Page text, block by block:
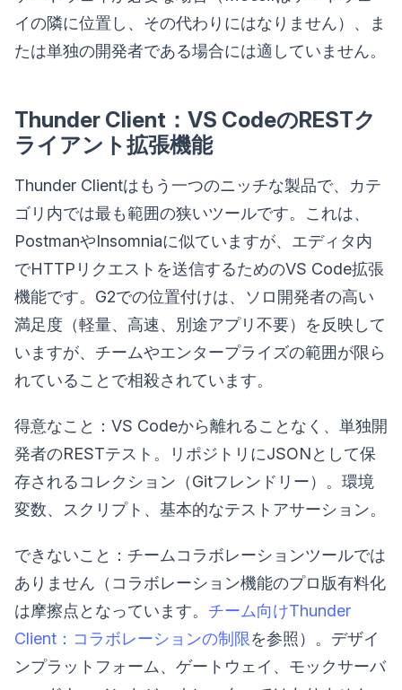
イの隣に位置し、その代わりにはなりません）、ま
たは単独の開発者である場合には適していません。
Thunder Client：VS CodeのRESTク
ライアント拡張機能
Thunder Clientはもう一つのニッチな製品で、カテ
ゴリ内では最も範囲の狭いツールです。これは、
PostmanやInsomniaに似ていますが、エディタ内
でHTTPリクエストを送信するためのVS Code拡張
機能です。G2での位置付けは、ソロ開発者の高い
満足度（軽量、高速、別途アプリ不要）を反映して
いますが、チームやエンタープライズの範囲が限ら
れていることで相殺されています。
得意なこと：VS Codeから離れることなく、単独開
発者のRESTテスト。リポジトリにJSONとして保
存されるコレクション（Gitフレンドリー）。環境
変数、スクリプト、基本的なテストアサーション。
できないこと：チームコラボレーションツールでは
ありません（コラボレーション機能のプロ版有料化
は摩擦点となっています。 チーム向けThunder
Client：コラボレーションの制限を参照）。デザイ
ンプラットフォーム、ゲートウェイ、モックサーバ